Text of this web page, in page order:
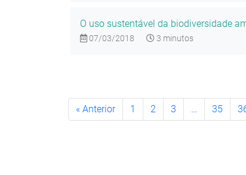
O uso sustentável da biodiversidade
07/03/2018 3 minutos
« Anterior 1 2 3 … 35